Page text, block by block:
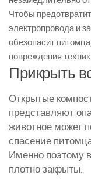
Чтобы
электропровода и
обезопасит
повреждения
Прикрыть
Открытые
представляют
животное может
спасение
Именно поэтому
плотно закрыты.